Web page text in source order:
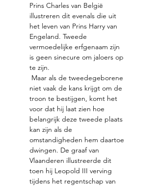
Prins Charles van België
illustreren dit evenals die uit
het leven van Prins Harry van
Engeland. Tweede
vermoedelijke erfgenaam zijn
is geen sinecure om jaloers op
te zijn.
niet vaak de kans krijgt om de
troon te bestijgen, komt het
voor dat hij laat zien hoe
belangrijk deze tweede plaats
kan zijn als de
omstandigheden hem daartoe
dwingen. De graaf van
Vlaanderen illustreerde dit
toen hij Leopold III verving
tijdens het regentschap van